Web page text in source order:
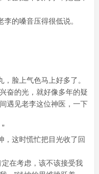
李的嗓音压得很低说。
，脸上气色马上好多了。
奋的光，就好像多年的疑
遇见老李这位神医，一下
，这时慌忙把目光收了回
在考虑，该不该接受我